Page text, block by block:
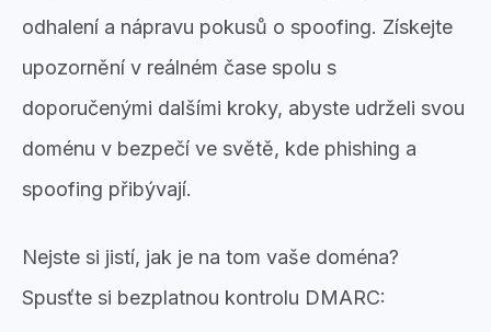
odhalení a nápravu pokusů o spoofing. Získejte
upozornění v reálném čase spolu s
doporučenými dalšími kroky, abyste udrželi svou
doménu v bezpečí ve světě, kde phishing a
spoofing přibývají.
Nejste si jistí, jak je na tom vaše doména?
Spusťte si bezplatnou kontrolu DMARC: